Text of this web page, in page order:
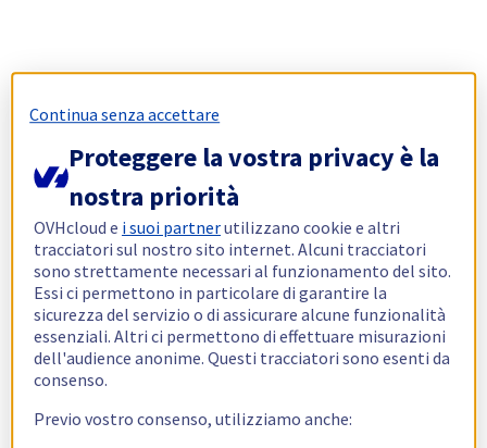
Continua senza accettare
Proteggere la vostra privacy è la
nostra priorità
OVHcloud e i suoi partnerutilizzano cookie e altri
tracciatori sul nostro sito internet. Alcuni tracciatori
sono strettamente necessari al funzionamento del sito.
Essi ci permettono in particolare di garantire la
sicurezza del servizio o di assicurare alcune funzionalità
essenziali. Altri ci permettono di effettuare misurazioni
dell'audience anonime. Questi tracciatori sono esenti da
consenso.
Previo vostro consenso, utilizziamo anche: